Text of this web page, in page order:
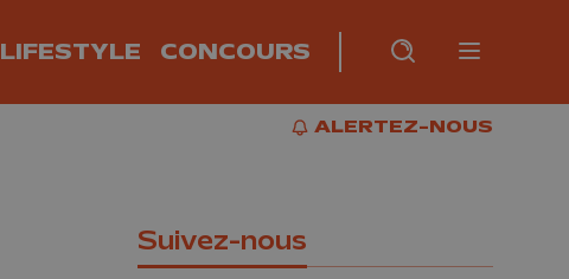
LIFESTYLE CONCOURS Burger
RECHERCHE
PLUS
ALERTEZ-NOUS
ALERTEZ-NOUS
Suivez-nous